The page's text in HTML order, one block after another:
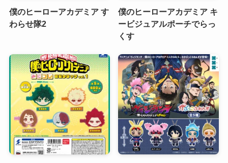
僕のヒーローアカデミア す
わらせ隊2
僕のヒーローアカデミア キ
ービジュアルポーチでらっ
くす